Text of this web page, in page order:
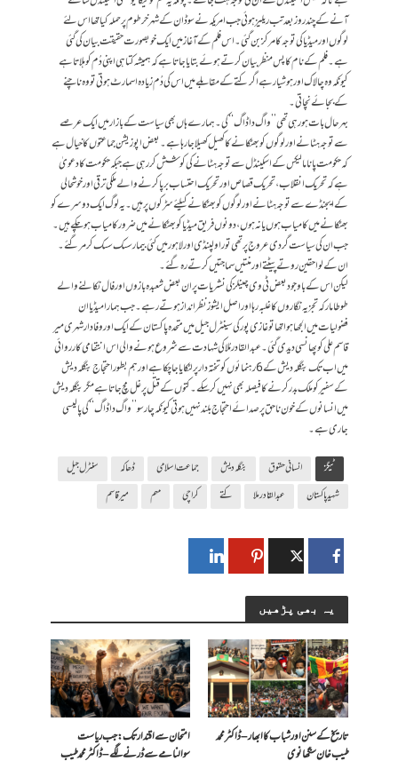
آنے کے چند روز بعد تب ریلیز ہوئی جب امریکہ نے سوڈان کے شہر خرطوم پر حملہ کیا تھا اس لئے
لوگوں اور میڈیا کی توجہ کا مرکز بن گئی۔اس فلم کے آغاز میں ایک خوبصورت حقیقت بیان کی گئی
ہے۔فلم کے نام کا پس منظر بیان کرتے ہوئے بتایا جاتا ہے کہ ہمیشہ کتا ہی اپنی دُم کو ہلاتا ہے
کیونکہ وہ چالاک اور ہوشیار ہے اگر کتے کے مقابلے میں اس کی دُم زیادہ اسمارٹ ہوتی تو وہ ناچنے
کے بجائے نچاتی۔
بہر حال بات ہو رہی تھی ’’واگ دا ڈاگ‘‘ کی۔ہمارے ہاں بھی سیاست کے بازار میں ایک عرصے
سے توجہ ہٹانے اور لوگوں کو بھٹکانے کا کھیل کھیلا جا رہا ہے۔بعض اپوزیشن جماعتوں کا خیال ہے
کہ حکومت پاناما لیکس کےا سکینڈل سے توجہ ہٹانے کی کوشش کر رہی ہے جبکہ حکومت کا دعویٰ
ہے کہ تحریک انقلاب،تحریک قصاص اور تحریک احتساب برپا کرنے والے ملکی ترقی اور خوشحالی
کے ایجنڈے سے توجہ ہٹانے اور لوگوں کو بھٹکانے کیلئے سڑکوں پر ہیں۔یہ لوگ ایک دوسرے کو
بھٹکانے میں کامیاب ہوں یا نہ ہوں ،دونوں فریق میڈیا کو بھٹکانے میں ضرور کامیاب ہوچکے ہیں۔
جب ان کی سیاست گردی عروج پر تھی تو راولپنڈی اور لاہور میں کئی بیمار سسک سسک کر مر گئے ۔
ان کے لواحقین روتے پیٹتے اور منتیں سماجتیں کرتے رہ گئے۔
لیکن اس کے باوجود بعض ٹی وی چینلز کی نشریات پر ان بعض شعبدہ بازوں اور فال نکالنے والے
طوطا مارکہ تجزیہ نگاروں کا غلبہ رہا اور اصل ایشوز نظر انداز ہوتے رہے۔جب ہمارا میڈیا ان
فضولیات میں الجھا ہوا تھا تو غازی پور کی سینٹرل جیل میں متحدہ پاکستان کے ایک اور وفادار شہری میر
قاسم علی کو پھانسی دیدی گئی۔عبدالقادر مُلا کی شہادت سے شروع ہونے والی اس انتقامی کارروائی
میں اب تک بنگلہ دیش کے 6رہنمائوں کو تختہ دار پر لٹکایا جا چکا ہے اور ہم بطور احتجاج بنگلہ دیش
کے سفیر کو ملک بدر کرنے کا فیصلہ بھی نہیں کر سکے۔کتوں کے قتل پر غل مچ جاتا ہے مگر بنگلہ دیش
میں انسانوں کے خون ناحق پر صدائے احتجاج بلند نہیں ہوتی کیونکہ چار سو ’’واگ دا ڈاگ‘‘کی پالیسی
جاری ہے۔
ٹیگز انسانی حقوق بنگلہ دیش جماعت اسلامی ڈھاکہ
سنٹرل جیل
شہید پاکستان
عبدالقادر ملا کتے کراچی مہم میر قاسم
یہ بھی پڑھیں
تاریخ کے سنن اور شباب کا ابھار – ڈاکٹر محمد
طیب خان سنگھانوی
امتحان سے اقتدار تک: جب ریاست
سوالنامے سے ڈرنے لگے – ڈاکٹر محمد طیب